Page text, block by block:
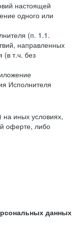
настоящей
одного или
(п. 1.1.
направленных
(в т.ч. без
Исполнителя
иных условиях,
оферте, либо
данных